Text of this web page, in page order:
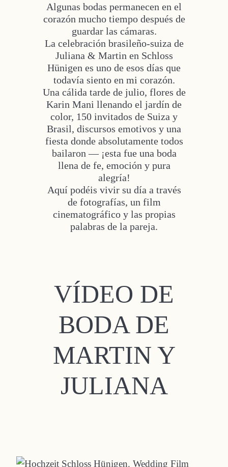
Algunas bodas permanecen en el
corazón mucho tiempo después de
guardar las cámaras.
La celebración brasileño-suiza de
Juliana & Martin en Schloss
Hünigen es uno de esos días que
todavía siento en mi corazón.
Una cálida tarde de julio, flores de
Karin Mani llenando el jardín de
color, 150 invitados de Suiza y
Brasil, discursos emotivos y una
fiesta donde absolutamente todos
bailaron — ¡esta fue una boda
llena de fe, emoción y pura
alegría!
Aquí podéis vivir su día a través
de fotografías, un film
cinematográfico y las propias
palabras de la pareja.
VÍDEO DE
BODA DE
MARTIN Y
JULIANA